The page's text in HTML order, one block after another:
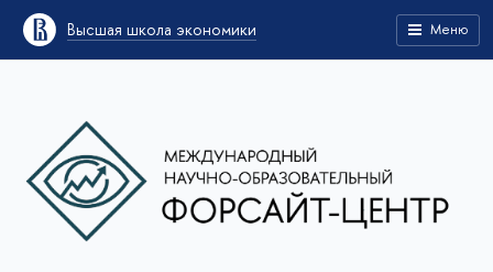
Высшая школа экономики Меню